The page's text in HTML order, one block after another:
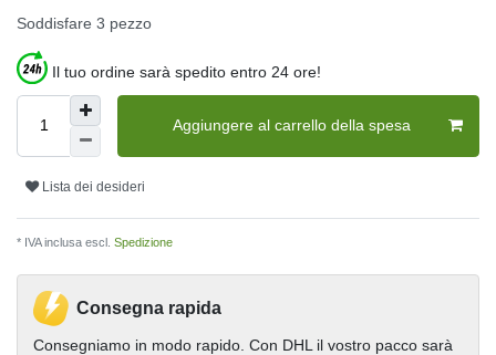
Soddisfare 3 pezzo
Il tuo ordine sarà spedito entro 24 ore!
Aggiungere al carrello della spesa
Lista dei desideri
* IVA inclusa escl. Spedizione
Consegna rapida
Consegniamo in modo rapido. Con DHL il vostro pacco sarà